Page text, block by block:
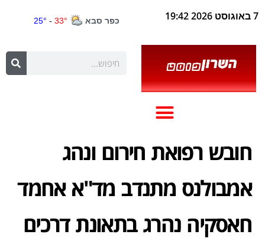
7 באוגוסט 2026 19:42
חובש רפואת חירום ונהג
אמבולנס מתנדב מד"א אחמד
חאסקיה נהרג בתאונת דרכים